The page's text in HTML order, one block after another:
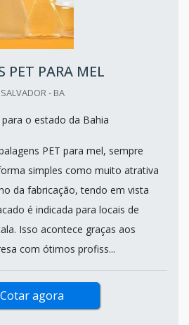
PET PARA MEL
- BA
o estado da Bahia
PET para mel, sempre
simples como muito atrativa
da fabricação, tendo em vista
é indicada para locais de
Isso acontece graças aos
com ótimos profiss...
Cotar agora